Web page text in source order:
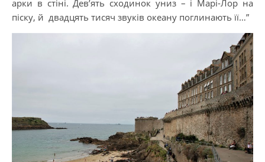
арки в стіні. Дев’ять сходинок униз – і Марі-Лор на
піску, й двадцять тисяч звуків океану поглинають її…”